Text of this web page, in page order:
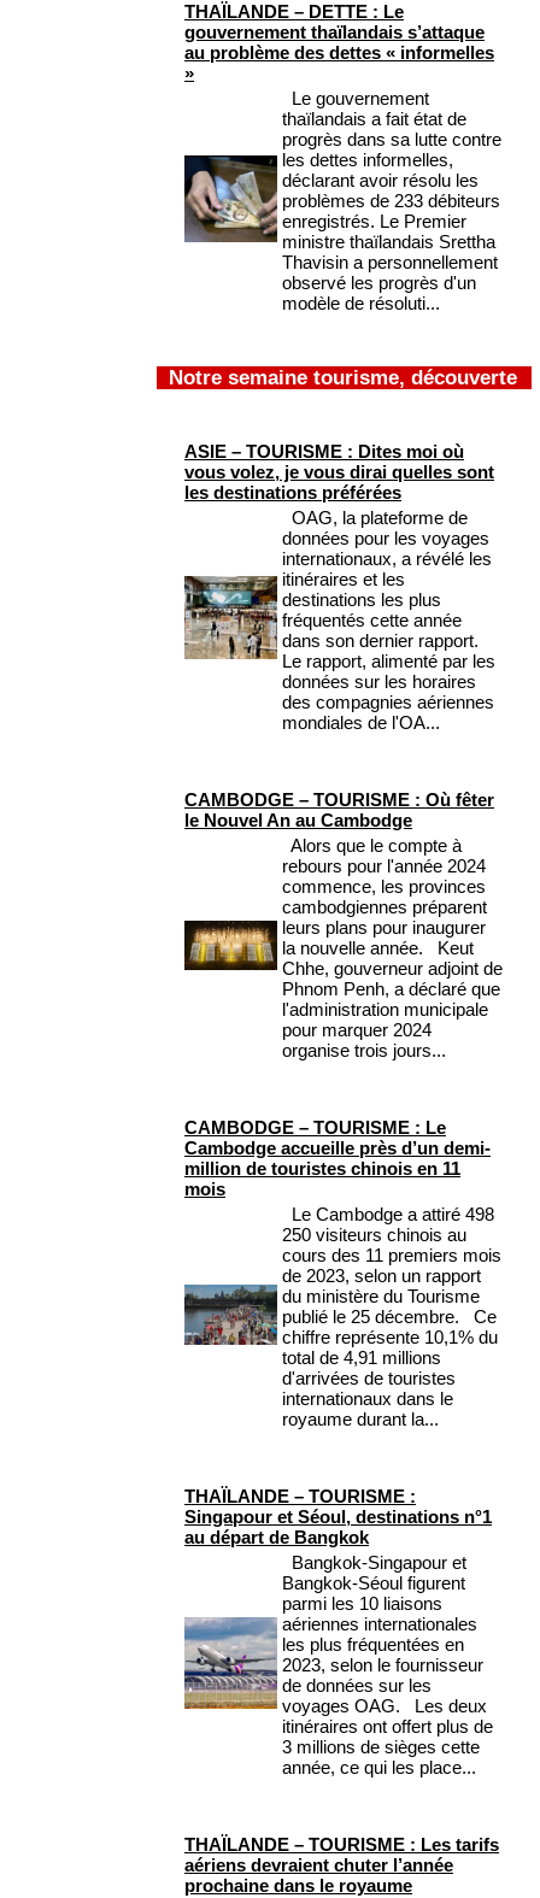
THAÏLANDE – DETTE : Le
gouvernement thaïlandais s’attaque
au problème des dettes « informelles
»
Le gouvernement
thaïlandais a fait état de
progrès dans sa lutte contre
les dettes informelles,
déclarant avoir résolu les
problèmes de 233 débiteurs
enregistrés. Le Premier
ministre thaïlandais Srettha
Thavisin a personnellement
observé les progrès d'un
modèle de résoluti...
Notre semaine tourisme, découverte
ASIE – TOURISME : Dites moi où
vous volez, je vous dirai quelles sont
les destinations préférées
OAG, la plateforme de
données pour les voyages
internationaux, a révélé les
itinéraires et les
destinations les plus
fréquentés cette année
dans son dernier rapport.
Le rapport, alimenté par les
données sur les horaires
des compagnies aériennes
mondiales de l'OA...
CAMBODGE – TOURISME : Où fêter
le Nouvel An au Cambodge
Alors que le compte à
rebours pour l'année 2024
commence, les provinces
cambodgiennes préparent
leurs plans pour inaugurer
la nouvelle année. Keut
Chhe, gouverneur adjoint de
Phnom Penh, a déclaré que
l'administration municipale
pour marquer 2024
organise trois jours...
CAMBODGE – TOURISME : Le
Cambodge accueille près d’un demi-
million de touristes chinois en 11
mois
Le Cambodge a attiré 498
250 visiteurs chinois au
cours des 11 premiers mois
de 2023, selon un rapport
du ministère du Tourisme
publié le 25 décembre. Ce
chiffre représente 10,1% du
total de 4,91 millions
d'arrivées de touristes
internationaux dans le
royaume durant la...
THAÏLANDE – TOURISME :
Singapour et Séoul, destinations n°1
au départ de Bangkok
Bangkok-Singapour et
Bangkok-Séoul figurent
parmi les 10 liaisons
aériennes internationales
les plus fréquentées en
2023, selon le fournisseur
de données sur les
voyages OAG. Les deux
itinéraires ont offert plus de
3 millions de sièges cette
année, ce qui les place...
THAÏLANDE – TOURISME : Les tarifs
aériens devraient chuter l’année
prochaine dans le royaume